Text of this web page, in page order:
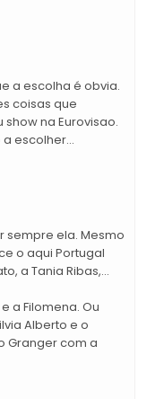
a escolha é obvia.
coisas que
na Eurovisao.
a escolher...
sempre ela. Mesmo
o aqui Portugal
a Tania Ribas,...
a Filomena. Ou
Alberto e o
Granger com a